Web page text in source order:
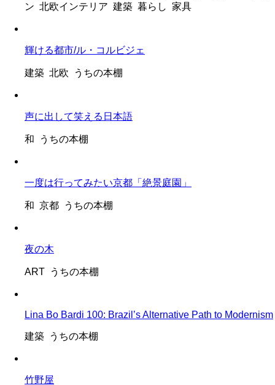
ン 北欧インテリア 建築 暮らし 家具
輝ける都市/ル・コルビジェ
建築 北欧 うちの本棚
声に出して笑える日本語
和 うちの本棚
一度は行ってみたい京都「絶景庭園」
和 京都 うちの本棚
夜の木
ART うちの本棚
Lina Bo Bardi 100: Brazil’s Alternative Path to Modernism
建築 うちの本棚
竹野屋